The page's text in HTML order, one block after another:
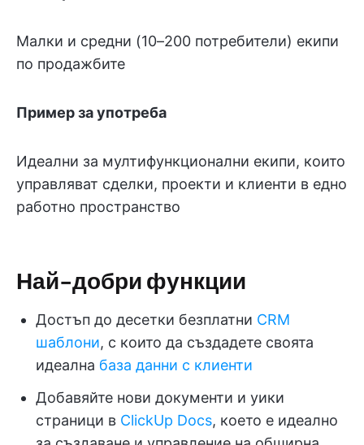
Малки и средни (10–200 потребители) екипи
по продажбите
Пример за употреба
Идеални за мултифункционални екипи, които
управляват сделки, проекти и клиенти в едно
работно пространство
Най-добри функции
Достъп до десетки безплатни CRM
шаблони, с които да създадете своята
идеална база данни с клиенти
Добавяйте нови документи и уики
страници в ClickUp Docs, което е идеално